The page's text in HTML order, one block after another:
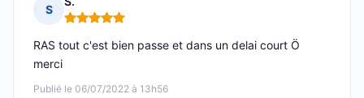
S
Note : 5 sur 5
Publié le 06/07/2022 à 13h56
RAS tout c'est bien passe et dans un delai court Ö
merci